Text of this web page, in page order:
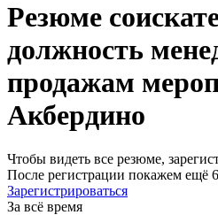
Резюме
должность
продажам
Акбердино
Чтобы видеть все резюме,
После регистрации покажем ещё
Зарегистрироваться
За всё время